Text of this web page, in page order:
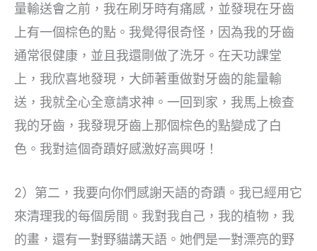
量輸送會之前，我在刷牙時有痛感，並發現在牙齒
上有一個棕色的點。我覺得很奇怪，因為我的牙齒
通常很健康，並且我還剛做了洗牙。在天功課堂
上，我欣喜地發現，大師著重做對牙齒的能量輸
送，我就全心全意請求神。一回到家，我馬上檢查
我的牙齒，我發現牙齒上那個棕色的點變成了白
色。我對這個奇蹟好感激好高興呀！
2）第二，我要向你們感謝天語的奇蹟。我已經用它
來清理我的每個房間。我對我自己，我的植物，我
的畫，還有一對野貓講天語。她們是一對漂亮的野